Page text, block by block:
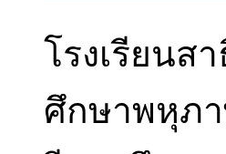
โรงเรียนส
ศึกษาพหุภ